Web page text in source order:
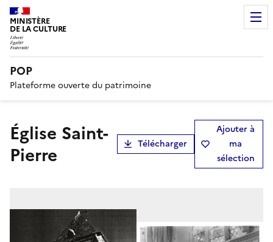
MINISTÈRE
DE LA CULTURE
POP
Plateforme ouverte du patrimoine
Église Saint-
Pierre
Télécharger
Ajouter à
ma
sélection